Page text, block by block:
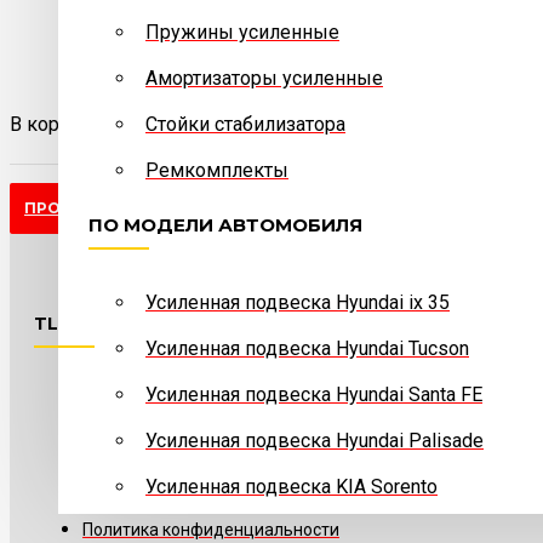
Telegramнаписать сообщение
Maxнаписать сообщение
Пружины усиленные
Амортизаторы усиленные
Стойки стабилизатора
Ремкомплекты
ПО МОДЕЛИ АВТОМОБИЛЯ
Усиленная подвеска Hyundai ix 35
Усиленная подвеска Hyundai Tucson
Усиленная подвеска Hyundai Santa FE
Усиленная подвеска Hyundai Palisade
Усиленная подвеска KIA Sorento
В корзине пусто
ПРОДОЛЖИТЬ
TLK-AUTO.RU
О компании
Реквизиты
Отзывы клиентов
Политика конфиденциальности